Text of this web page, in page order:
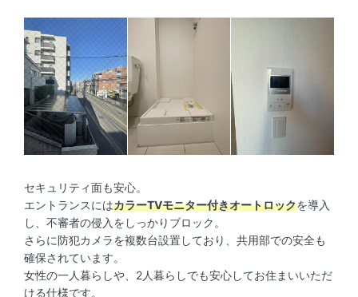
セキュリティ面も安心。
エントランスにはカラーTVモニター付きオートロックを導入
し、不審者の侵入をしっかりブロック。
さらに防犯カメラを複数台設置しており、共用部での安全も
確保されています。
女性の一人暮らしや、2人暮らしでも安心してお住まいいただ
ける仕様です。